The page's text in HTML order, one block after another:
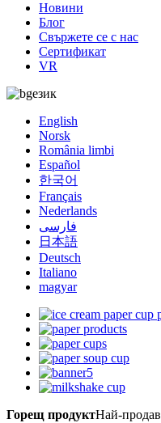
Новини
Блог
Свържете се с нас
Сертификат
VR
език
English
Norsk
România limbi
Español
한국어
Français
Nederlands
فارسی
日本語
Deutsch
Italiano
magyar
Горещ продуктНай-